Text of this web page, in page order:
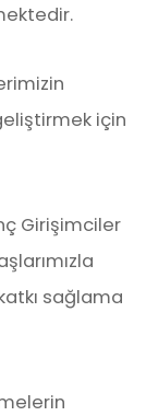
için
Girişimciler
sağlama